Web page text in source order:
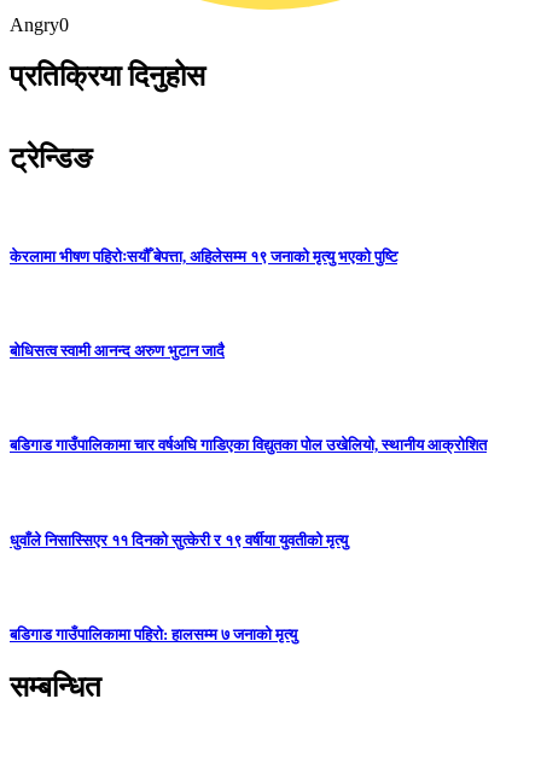
Angry0
प्रतिक्रिया दिनुहोस
ट्रेन्डिङ
केरलामा भीषण पहिरोःसयौँ बेपत्ता, अहिलेसम्म १९ जनाको मृत्यु भएको पुष्टि
बोधिसत्व स्वामी आनन्द अरुण भुटान जादै
बडिगाड गाउँपालिकामा चार वर्षअघि गाडिएका विद्युतका पोल उखेलियो, स्थानीय आक्रोशित
धुवाँले निसास्सिएर ११ दिनको सुत्केरी र १९ वर्षीया युवतीको मृत्यु
बडिगाड गाउँपालिकामा पहिरो: हालसम्म ७ जनाको मृत्यु
सम्बन्धित